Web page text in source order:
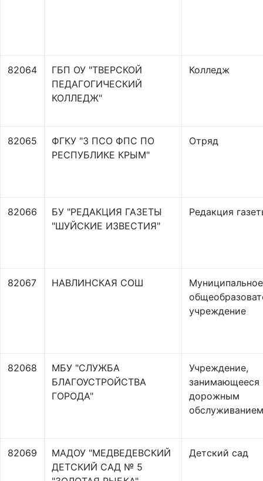
82064
ГБП ОУ "ТВЕРСКОЙ
ПЕДАГОГИЧЕСКИЙ
КОЛЛЕДЖ"
Колледж
82065
ФГКУ "3 ПСО ФПС ПО
РЕСПУБЛИКЕ КРЫМ"
Отряд
82066
БУ "РЕДАКЦИЯ ГАЗЕТЫ
"ШУЙСКИЕ ИЗВЕСТИЯ"
Редакция
82067 НАВЛИНСКАЯ СОШ
Муниципальное
учреждение
82068
МБУ "СЛУЖБА
БЛАГОУСТРОЙСТВА
ГОРОДА"
Учреждение,
занимающееся
дорожным
обслуживанием
82069
МАДОУ "МЕДВЕДЕВСКИЙ
ДЕТСКИЙ САД № 5
Детский сад